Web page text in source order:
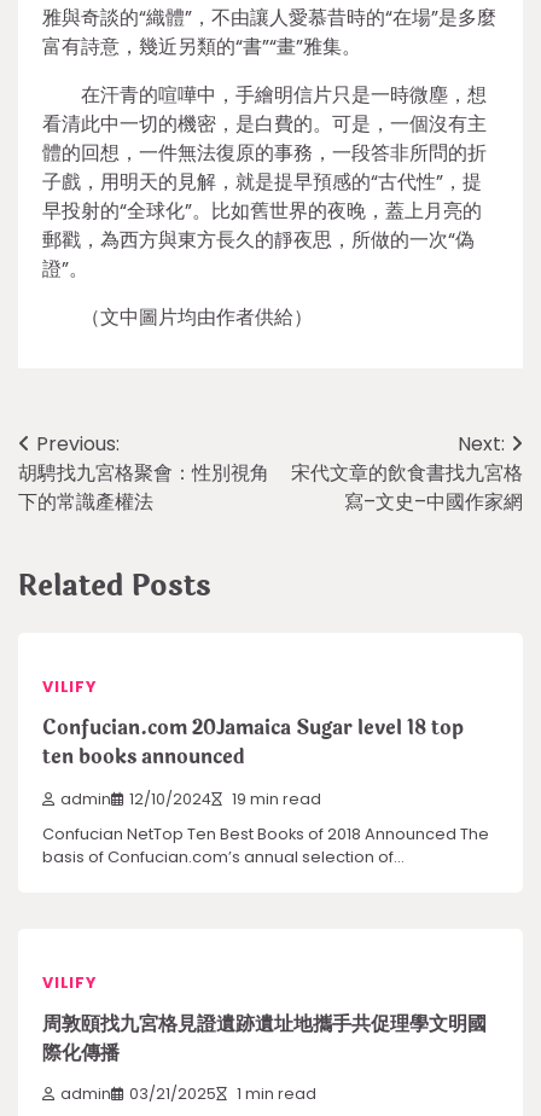
雅與奇談的“織體”，不由讓人愛慕昔時的“在場”是多麼
富有詩意，幾近另類的“書”“畫”雅集。
在汗青的喧嘩中，手繪明信片只是一時微塵，想
看清此中一切的機密，是白費的。可是，一個沒有主
體的回想，一件無法復原的事務，一段答非所問的折
子戲，用明天的見解，就是提早預感的“古代性”，提
早投射的“全球化”。比如舊世界的夜晚，蓋上月亮的
郵戳，為西方與東方長久的靜夜思，所做的一次“偽
證”。
（文中圖片均由作者供給）
Post
navigation
Previous:
胡騁找九宮格聚會：性別視角
下的常識產權法
Next:
宋代文章的飲食書找九宮格
寫–文史–中國作家網
Related Posts
VILIFY
Confucian.com 20Jamaica Sugar level 18 top
ten books announced
admin 12/10/2024 19 min read
Confucian NetTop Ten Best Books of 2018 Announced The
basis of Confucian.com’s annual selection of…
VILIFY
周敦頤找九宮格見證遺跡遺址地攜手共促理學文明國
際化傳播
admin 03/21/2025 1 min read